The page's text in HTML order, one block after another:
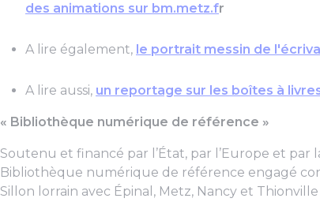
des animations sur bm.metz.fr
A lire également, le portrait messin de
A lire aussi, un reportage sur les boîtes à
« Bibliothèque numérique de référence »
Soutenu et financé par l’État, par l’Europe et par
Bibliothèque numérique de référence engagé
Sillon lorrain avec Épinal, Metz, Nancy et